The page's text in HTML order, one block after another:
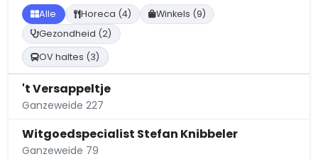
Alle Horeca (4)
Winkels (9)
Gezondheid (2)
OV haltes (3)
't Versappeltje
Ganzeweide 227
Witgoedspecialist Stefan Knibbeler
Ganzeweide 79